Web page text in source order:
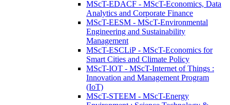
MScT-EDACF - MScT-Economics, Data
Analytics and Corporate Finance
MScT-EESM - MScT-Environmental
Engineering and Sustainability
Management
MScT-ESCLiP - MScT-Economics for
Smart Cities and Climate Policy
MScT-IOT - MScT-Internet of Things :
Innovation and Management Program
(IoT)
MScT-STEEM - MScT-Energy